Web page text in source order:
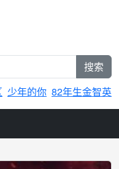
搜索
少年的你 82年生金智英